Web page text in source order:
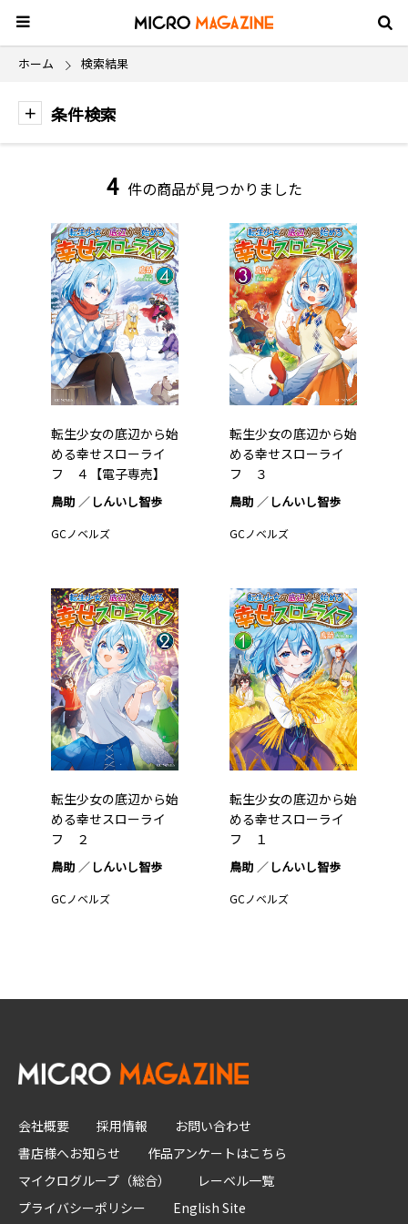
ホーム 検索結果
条件検索
4 件の商品が見つかりました
転生少女の底辺から始
める幸せスローライ
フ ４【電子専売】
鳥助 しんいし智歩
GCノベルズ
転生少女の底辺から始
める幸せスローライ
フ ３
鳥助 しんいし智歩
GCノベルズ
転生少女の底辺から始
める幸せスローライ
フ ２
鳥助 しんいし智歩
GCノベルズ
転生少女の底辺から始
める幸せスローライ
フ １
鳥助 しんいし智歩
GCノベルズ
会社概要 採用情報
お問い合わせ
書店様へお知らせ
作品アンケートはこちら
マイクログループ（総合）
レーベル一覧
プライバシーポリシー
English Site